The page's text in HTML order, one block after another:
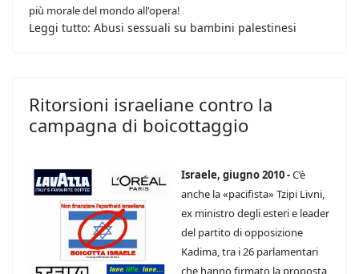
più morale del mondo all'opera!
Leggi tutto: Abusi sessuali su bambini palestinesi
Ritorsioni israeliane contro la
campagna di boicottaggio
Israele, giugno 2010 -C’è
anche la «pacifista» Tzipi Livni,
ex ministro degli esteri e leader
del partito di opposizione
Kadima, tra i 26 parlamentari
che hanno firmato la proposta